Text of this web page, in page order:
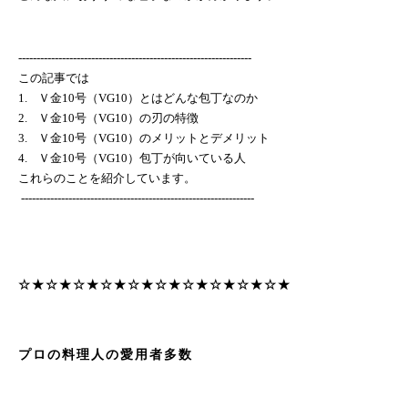
----------------------------------------------------------------
この記事では
1.
Ｖ金10号（VG10 ）とはどんな包丁なのか
2.
Ｖ金10号（VG10 ）の刃の特徴
3.
Ｖ金10号（VG10 ）のメリットとデメリット
4.
Ｖ金10号（VG10 ）包丁が向いている人
これらのことを紹介しています。
----------------------------------------------------------------
☆★☆★☆★☆★☆★☆★☆★☆★☆★☆★
プロの料理人の愛用者多数